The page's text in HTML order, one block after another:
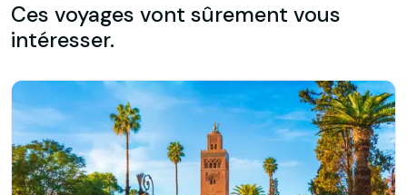
Ces voyages vont sûrement vous
intéresser.